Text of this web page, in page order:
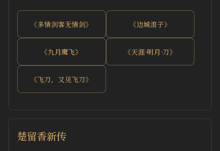
《多情剑客无情剑》 《边城浪子》
《九月鹰飞》 《天涯·明月·刀》
《飞刀，又见飞刀》
楚留香新传